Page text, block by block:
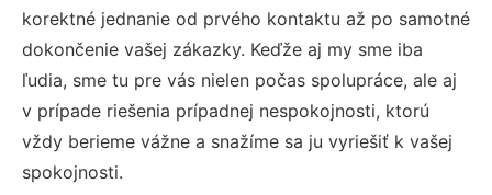
korektné jednanie od prvého kontaktu až po samotné
dokončenie vašej zákazky. Keďže aj my sme iba
ľudia, sme tu pre vás nielen počas spolupráce, ale aj
v prípade riešenia prípadnej nespokojnosti, ktorú
vždy berieme vážne a snažíme sa ju vyriešiť k vašej
spokojnosti.